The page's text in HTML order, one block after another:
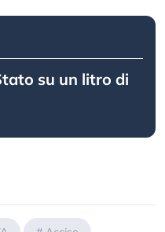
su un litro di